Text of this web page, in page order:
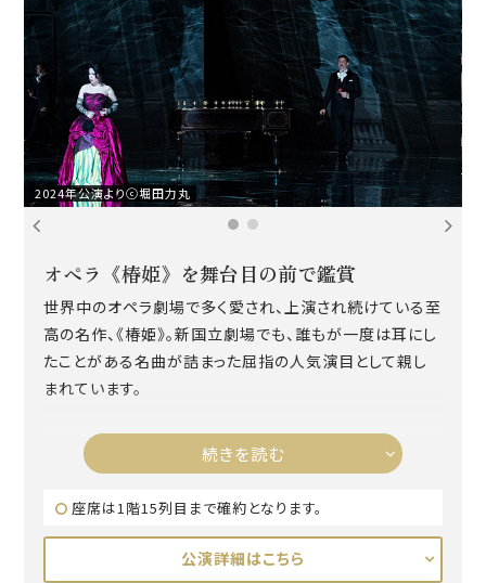
2024年公演よりⓒ堀田力丸
オペラ《椿姫》を舞台目の前で鑑賞
世界中のオペラ劇場で多く愛され、上演され続けている至
高の名作、《椿姫》。新国立劇場でも、誰もが一度は耳にし
たことがある名曲が詰まった屈指の人気演目として親し
まれています。
続きを読む
座席は1階15列目まで確約となります。
公演詳細はこちら